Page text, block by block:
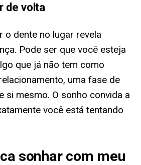
de volta
o dente no lugar revela
Pode ser que você esteja
que já não tem como
uma fase de
si mesmo. O sonho convida a
você está tentando
sonhar com meu